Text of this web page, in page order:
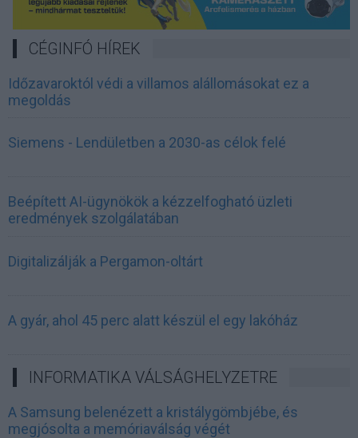
CÉGINFÓ HÍREK
Időzavaroktól védi a villamos alállomásokat ez a
megoldás
Siemens - Lendületben a 2030-as célok felé
Beépített AI-ügynökök a kézzelfogható üzleti
eredmények szolgálatában
Digitalizálják a Pergamon-oltárt
A gyár, ahol 45 perc alatt készül el egy lakóház
INFORMATIKA VÁLSÁGHELYZETRE
A Samsung belenézett a kristálygömbjébe, és
megjósolta a memóriaválság végét